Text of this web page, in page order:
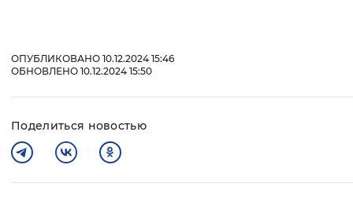
ОПУБЛИКОВАНО 10.12.2024 15:46
ОБНОВЛЕНО 10.12.2024 15:50
Поделиться новостью